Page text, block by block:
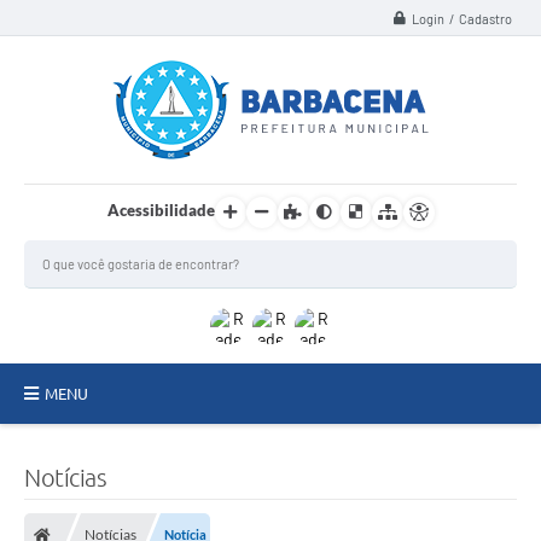
Login / Cadastro
Acessibilidade
MENU
Notícias
Notícias Notícia